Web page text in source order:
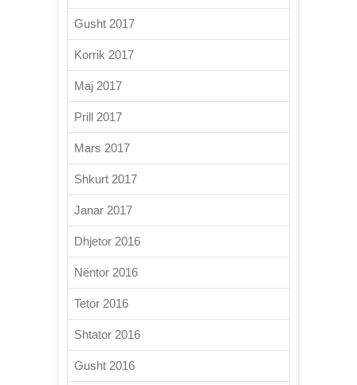
Gusht 2017
Korrik 2017
Maj 2017
Prill 2017
Mars 2017
Shkurt 2017
Janar 2017
Dhjetor 2016
Nëntor 2016
Tetor 2016
Shtator 2016
Gusht 2016